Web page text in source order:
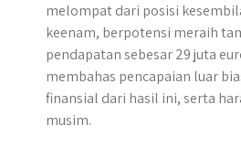
melompat dari posisi
keenam, berpotensi meraih
pendapatan sebesar 29 juta
membahas pencapaian luar
finansial dari hasil ini, serta
musim.